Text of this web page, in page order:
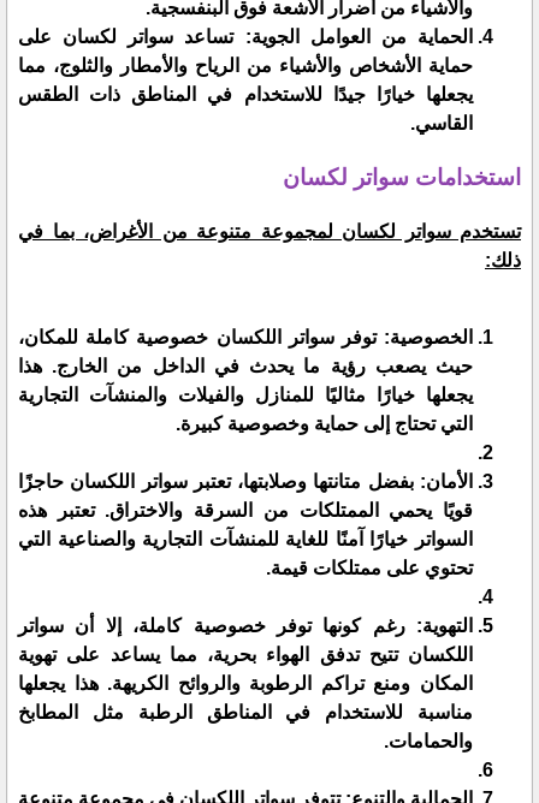
والأشياء من أضرار الأشعة فوق البنفسجية.
الحماية من العوامل الجوية: تساعد سواتر لكسان على
حماية الأشخاص والأشياء من الرياح والأمطار والثلوج، مما
يجعلها خيارًا جيدًا للاستخدام في المناطق ذات الطقس
القاسي.
استخدامات سواتر لكسان
تستخدم سواتر لكسان لمجموعة متنوعة من الأغراض، بما في
ذلك:
الخصوصية: توفر سواتر اللكسان خصوصية كاملة للمكان،
حيث يصعب رؤية ما يحدث في الداخل من الخارج. هذا
يجعلها خيارًا مثاليًا للمنازل والفيلات والمنشآت التجارية
التي تحتاج إلى حماية وخصوصية كبيرة.
الأمان: بفضل متانتها وصلابتها، تعتبر سواتر اللكسان حاجزًا
قويًا يحمي الممتلكات من السرقة والاختراق. تعتبر هذه
السواتر خيارًا آمنًا للغاية للمنشآت التجارية والصناعية التي
تحتوي على ممتلكات قيمة.
التهوية: رغم كونها توفر خصوصية كاملة، إلا أن سواتر
اللكسان تتيح تدفق الهواء بحرية، مما يساعد على تهوية
المكان ومنع تراكم الرطوبة والروائح الكريهة. هذا يجعلها
مناسبة للاستخدام في المناطق الرطبة مثل المطابخ
والحمامات.
الجمالية والتنوع: تتوفر سواتر اللكسان في مجموعة متنوعة